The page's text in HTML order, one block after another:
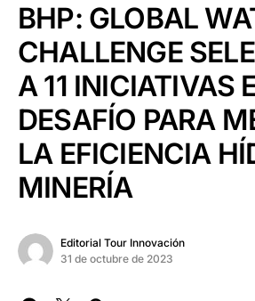
BHP: GLOBAL
CHALLENGE
A 11 INICIATIVAS
DESAFÍO PARA
LA EFICIENCIA
MINERÍA
Editorial Tour Innovación
31 de octubre de 2023